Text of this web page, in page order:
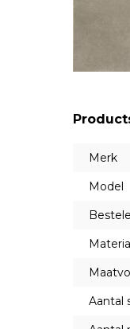
Merk
Model
Aantal